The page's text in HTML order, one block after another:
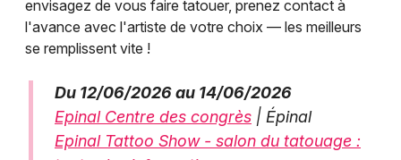
envisagez de vous faire tatouer, prenez contact à
l'avance avec l'artiste de votre choix — les meilleurs
se remplissent vite !
Du 12/06/2026 au 14/06/2026
Epinal Centre des congrès | Épinal
Epinal Tattoo Show - salon du tatouage :